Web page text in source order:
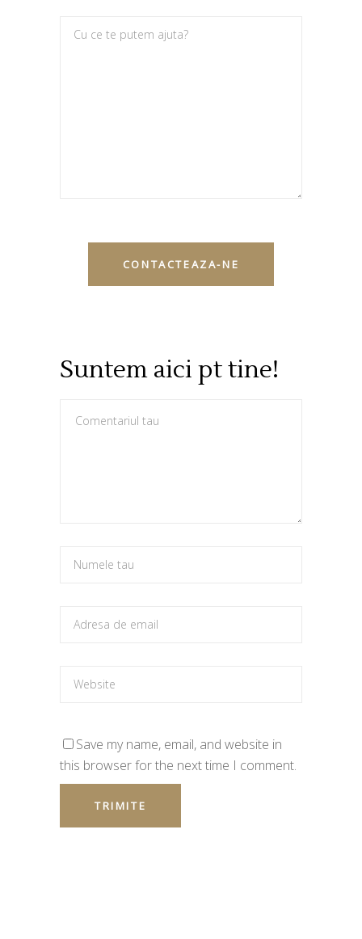
Suntem aici pt tine!
Save my name, email, and website in
this browser for the next time I comment.